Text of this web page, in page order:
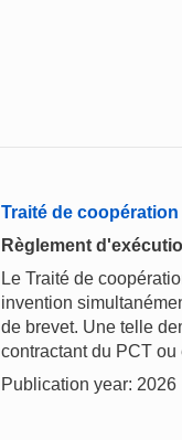
Traité de
Règlement
Le Traité de
invention
de brevet. Une telle
contractant du PCT
Publication year: 2026